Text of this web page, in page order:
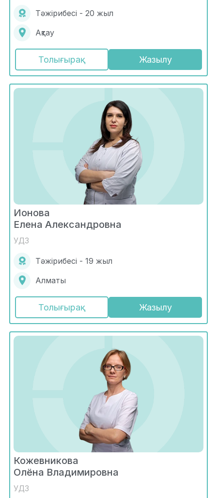
Тәжірибесі - 20 жыл
Ақтау
Толығырақ Жазылу
Ионова
Елена Александровна
УДЗ
Тәжірибесі - 19 жыл
Алматы
Толығырақ Жазылу
Кожевникова
Олёна Владимировна
УДЗ